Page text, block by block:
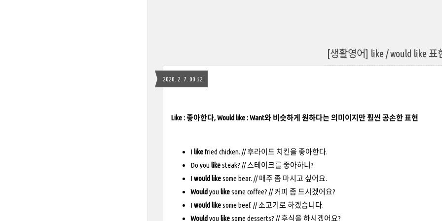
[생활영어] like / would like 표
2020. 2. 7. 00:52
Like : 좋아한다, Would like : Want와 비슷하게 원하다는 의미이지만 훨씬 공손한 표현
I likefried chicken. // 후라이드 치킨을 좋아한다.
Do you likesteak? // 스테이크를 좋아하니?
I would likesome bear. // 매주 좀 마시고 싶어요.
Would you likesome coffee? // 커피 좀 드시겠어요?
I would likesome beef. // 소고기로 하겠습니다.
Would you likesome desserts? // 후식을 하시겠어요?